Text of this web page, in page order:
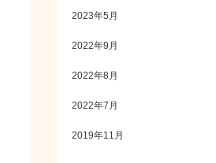
2023年5月
2022年9月
2022年8月
2022年7月
2019年11月